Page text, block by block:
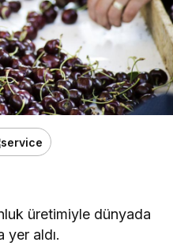
üretimiyle dünyada
aldı.